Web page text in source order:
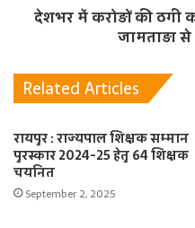
देशभर में करोड़ों की ठगी
जामताड़ा से
Related Articles
रायपुर : राज्यपाल शिक्षक सम्मान
पुरस्कार 2024-25 हेतु 64 शिक्षक
चयनित
September 2, 2025